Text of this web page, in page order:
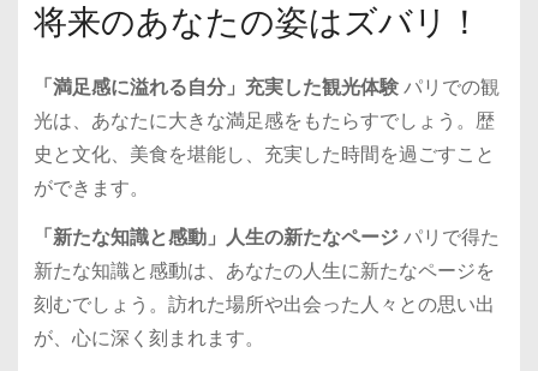
将来のあなたの姿はズバリ！
「満足感に溢れる自分」充実した観光体験パリでの観
光は、あなたに大きな満足感をもたらすでしょう。歴
史と文化、美食を堪能し、充実した時間を過ごすこと
ができます。
「新たな知識と感動」人生の新たなページパリで得た
新たな知識と感動は、あなたの人生に新たなページを
刻むでしょう。訪れた場所や出会った人々との思い出
が、心に深く刻まれます。